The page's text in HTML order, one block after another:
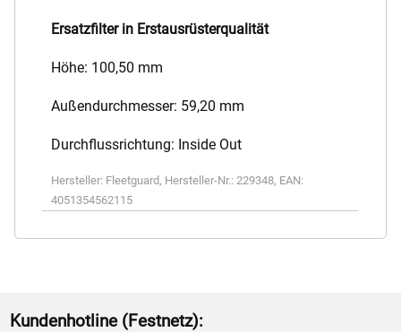
Ersatzfilter in Erstausrüsterqualität
Höhe: 100,50 mm
Außendurchmesser: 59,20 mm
Durchflussrichtung: Inside Out
Hersteller: Fleetguard , Hersteller-Nr.: 229348, EAN:
4051354562115
Kundenhotline (Festnetz):